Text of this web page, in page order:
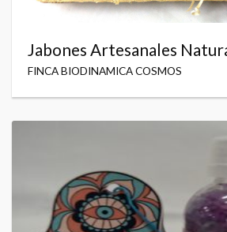
Jabones Artesanales
FINCA BIODINAMICA COSMOS